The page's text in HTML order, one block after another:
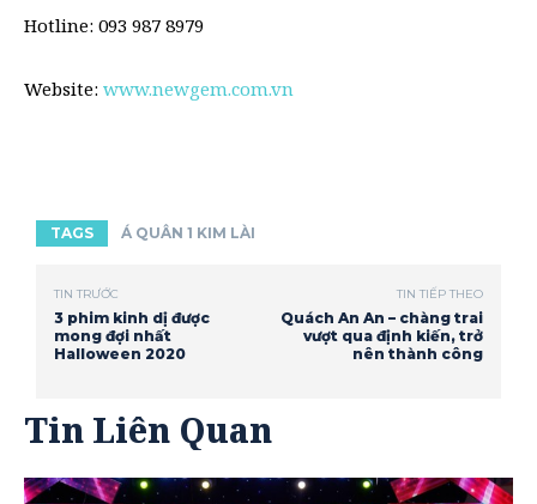
Hotline: 093 987 8979
Website: www.newgem.com.vn
TAGS Á QUÂN 1 KIM LÀI
TIN TRƯỚC
3 phim kinh dị được
mong đợi nhất
Halloween 2020
TIN TIẾP THEO
Quách An An – chàng trai
vượt qua định kiến, trở
nên thành công
Tin Liên Quan